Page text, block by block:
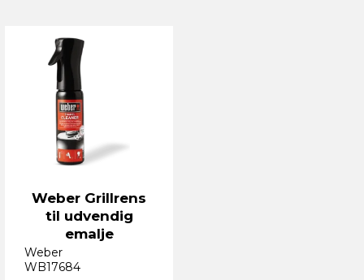
Weber Grillrens
til udvendig
emalje
Weber
WB17684